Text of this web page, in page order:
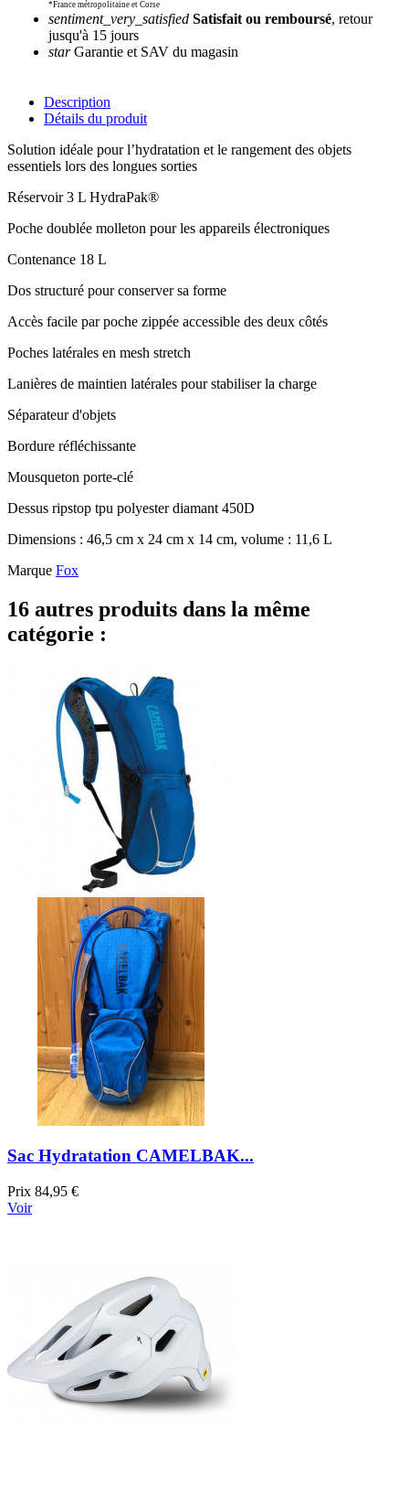
*France métropolitaine et Corse
sentiment_very_satisfied Satisfait ou remboursé, retour
jusqu'à 15 jours
starGarantie et SAV du magasin
Description
Détails du produit
Solution idéale pour l’hydratation et le rangement des objets
essentiels lors des longues sorties
Réservoir 3 L HydraPak®
Poche doublée molleton pour les appareils électroniques
Contenance 18 L
Dos structuré pour conserver sa forme
Accès facile par poche zippée accessible des deux côtés
Poches latérales en mesh stretch
Lanières de maintien latérales pour stabiliser la charge
Séparateur d'objets
Bordure réfléchissante
Mousqueton porte-clé
Dessus ripstop tpu polyester diamant 450D
Dimensions : 46,5 cm x 24 cm x 14 cm, volume : 11,6 L
Marque Fox
16 autres produits dans la même
catégorie :
Sac Hydratation CAMELBAK...
Prix 84,95 €
Voir